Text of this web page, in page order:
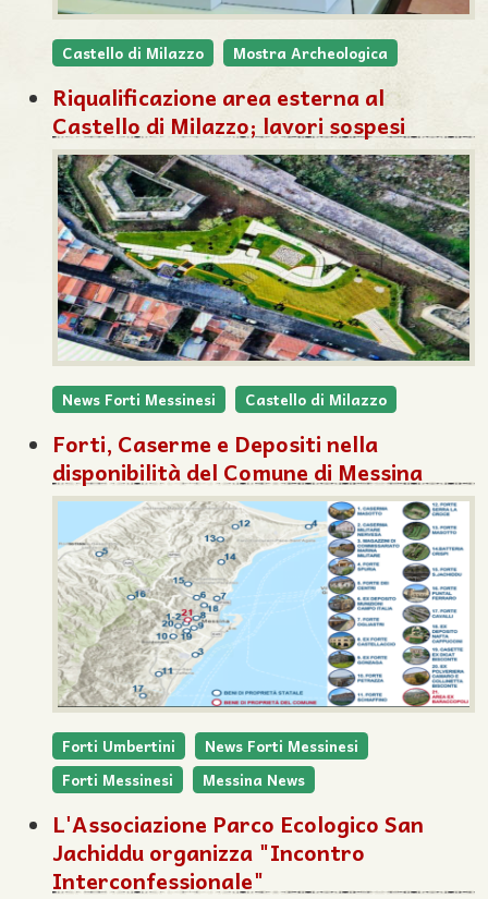
Castello di Milazzo Mostra Archeologica
Riqualificazione area esterna al
Castello di Milazzo; lavori sospesi
News Forti Messinesi Castello di Milazzo
Forti, Caserme e Depositi nella
disponibilità del Comune di Messina
Forti Umbertini
News Forti Messinesi
Forti Messinesi
Messina News
L'Associazione Parco Ecologico San
Jachiddu organizza "Incontro
Interconfessionale"